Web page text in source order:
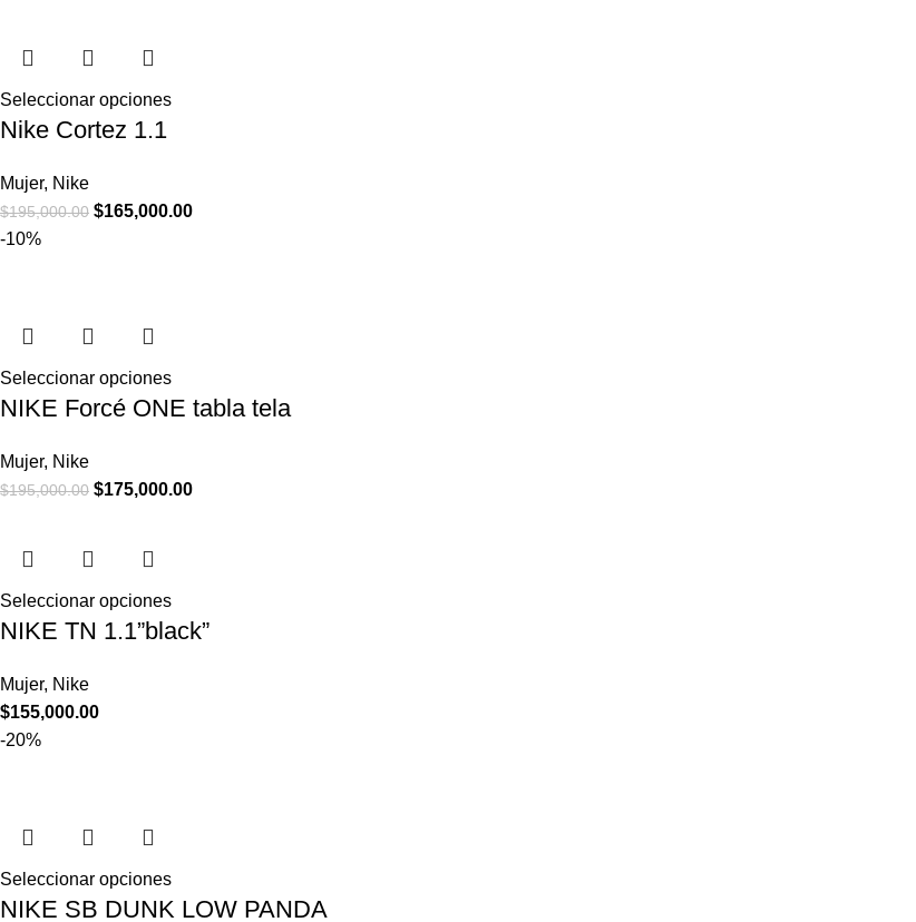
Seleccionar opciones
Nike Cortez 1.1
Mujer, Nike
$195,000.00 $165,000.00
-10%
Seleccionar opciones
NIKE Forcé ONE tabla tela
Mujer, Nike
$195,000.00 $175,000.00
Seleccionar opciones
NIKE TN 1.1”black”
Mujer, Nike
$155,000.00
-20%
Seleccionar opciones
NIKE SB DUNK LOW PANDA